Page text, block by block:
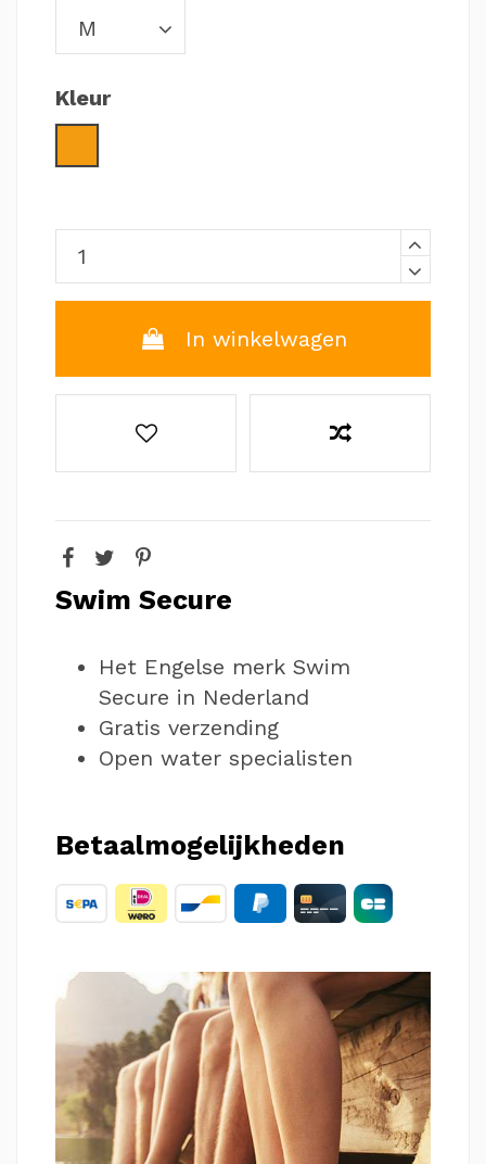
Kleur
In winkelwagen
Swim Secure
Het Engelse merk Swim
Secure in Nederland
Gratis verzending
Open water specialisten
Betaalmogelijkheden